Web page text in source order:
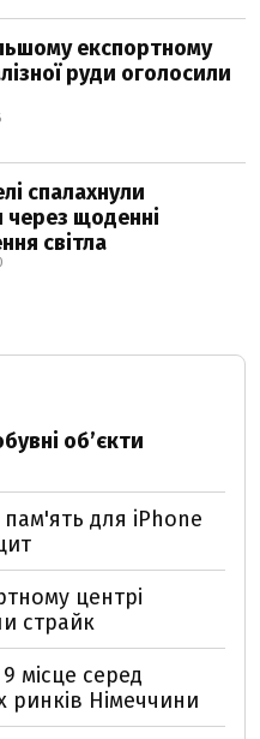
експортному
руди оголосили
спалахнули
через щоденні
світла
обʼєкти
пам'ять для iPhone
центрі
страйк
місце серед
ринків Німеччини